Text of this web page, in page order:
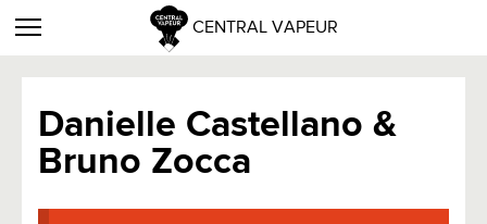
CENTRAL VAPEUR
Danielle Castellano &
Bruno Zocca